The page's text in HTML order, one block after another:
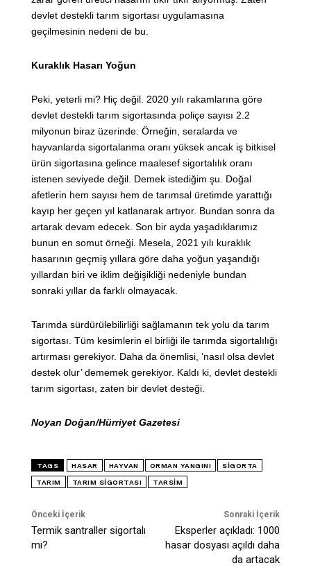
devlet destekli tarım sigortası uygulamasına
geçilmesinin nedeni de bu.
Kuraklık Hasarı Yoğun
Peki, yeterli mi? Hiç değil. 2020 yılı rakamlarına göre
devlet destekli tarım sigortasında poliçe sayısı 2.2
milyonun biraz üzerinde. Örneğin, seralarda ve
hayvanlarda sigortalanma oranı yüksek ancak iş bitkisel
ürün sigortasına gelince maalesef sigortalılık oranı
istenen seviyede değil. Demek istediğim şu. Doğal
afetlerin hem sayısı hem de tarımsal üretimde yarattığı
kayıp her geçen yıl katlanarak artıyor. Bundan sonra da
artarak devam edecek. Son bir ayda yaşadıklarımız
bunun en somut örneği. Mesela, 2021 yılı kuraklık
hasarının geçmiş yıllara göre daha yoğun yaşandığı
yıllardan biri ve iklim değişikliği nedeniyle bundan
sonraki yıllar da farklı olmayacak.
Tarımda sürdürülebilirliği sağlamanın tek yolu da tarım
sigortası. Tüm kesimlerin el birliği ile tarımda sigortalılığı
artırması gerekiyor. Daha da önemlisi, ‘nasıl olsa devlet
destek olur’ dememek gerekiyor. Kaldı ki, devlet destekli
tarım sigortası, zaten bir devlet desteği.
Noyan Doğan/Hürriyet Gazetesi
TAGS HASAR HAYVAN ORMAN YANGINI SIGORTA
TARIM TARIM SIGORTASI TARSİM
Önceki İçerik
Termik santraller sigortalı
mı?
Sonraki İçerik
Eksperler açıkladı: 1000
hasar dosyası açıldı daha
da artacak